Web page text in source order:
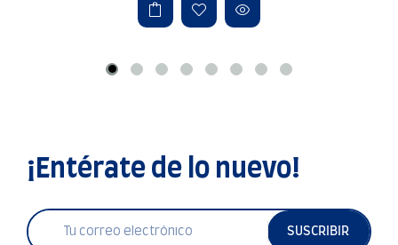
¡Entérate de lo nuevo!
SUSCRIBIR